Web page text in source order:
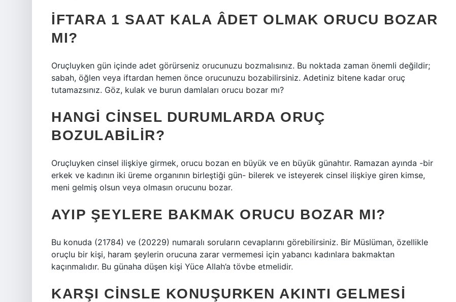
İFTARA 1 SAAT KALA ÂDET OLMAK ORUCU BOZAR
MI?
Oruçluyken gün içinde adet görürseniz orucunuzu bozmalısınız. Bu noktada zaman önemli değildir;
sabah, öğlen veya iftardan hemen önce orucunuzu bozabilirsiniz. Adetiniz bitene kadar oruç
tutamazsınız. Göz, kulak ve burun damlaları orucu bozar mı?
HANGI CINSEL DURUMLARDA ORUÇ
BOZULABILIR?
Oruçluyken cinsel ilişkiye girmek, orucu bozan en büyük ve en büyük günahtır. Ramazan ayında -bir
erkek ve kadının iki üreme organının birleştiği gün- bilerek ve isteyerek cinsel ilişkiye giren kimse,
meni gelmiş olsun veya olmasın orucunu bozar.
AYIP ŞEYLERE BAKMAK ORUCU BOZAR MI?
Bu konuda (21784) ve (20229) numaralı soruların cevaplarını görebilirsiniz. Bir Müslüman, özellikle
oruçlu bir kişi, haram şeylerin orucuna zarar vermemesi için yabancı kadınlara bakmaktan
kaçınmalıdır. Bu günaha düşen kişi Yüce Allah’a tövbe etmelidir.
KARŞI CINSLE KONUŞURKEN AKINTI GELMESI